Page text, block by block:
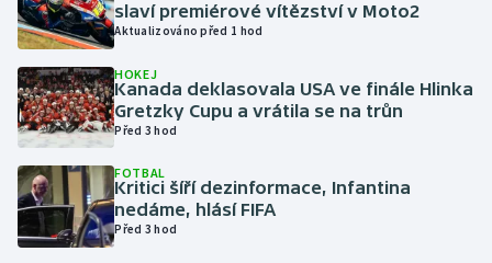
Házená
Jezdectví
Judo
Krasobruslení
Lezení
slaví premiérové vítězství v Moto2
Aktualizováno před 1 hod
HOKEJ
Kanada deklasovala USA ve finále Hlinka
Gretzky Cupu a vrátila se na trůn
Před 3 hod
FOTBAL
Kritici šíří dezinformace, Infantina
nedáme, hlásí FIFA
Před 3 hod